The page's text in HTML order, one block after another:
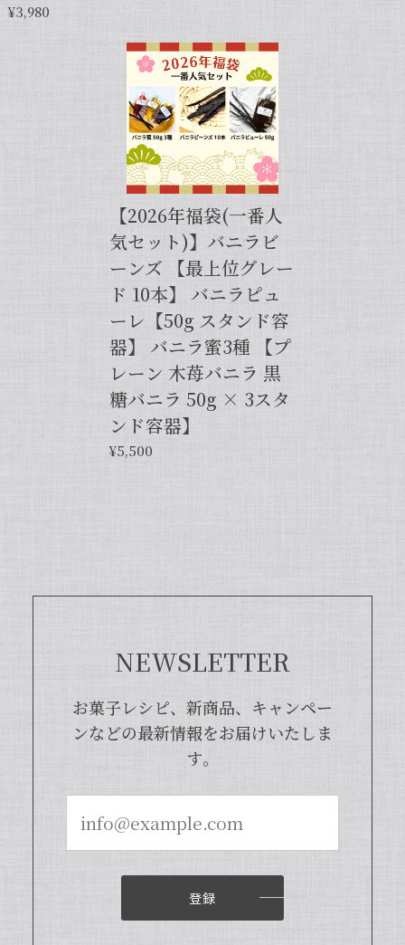
るブルボン種バニラもお試しくださいま
せ。今後とも当店を何卒よろしくお願い
申し上げます。
2024/06/14
プリンをよく作るので購入しました。 今までは安価
なバニラエッセンスを仕方なく使っていました。 バ
ニラビーンズは手間がかかるし、バニラペーストは添
加物入っているし… 色々調べているうちに、無添加
のこちらの商品に辿り着きました。 やはり本物は違
いますね！ プリンだけでなくクッキーやマフィン等
にも使って楽しんでます♪
この度は当店をご利用いただきまして、
誠にありがとうございます！完全無添
加・バニラピューレを気に入ってくださ
り、大変嬉しく思います。こちらの商品
機会がございましたら、当店をよろしく
いつもお店で使わさせてもらってます。 バニラの香
りも良く、あの量でお値段も安くとても使いやすい
いつも当店をご利用いただきまして、誠
¥3,980
【2026年福袋(一番人
気セット)】バニラビ
ーンズ 【最上位グレー
ド 10本】 バニラピュ
ーレ【50g スタンド容
器】 バニラ蜜3種 【プ
レーン 木苺バニラ 黒
糖バニラ 50g × 3スタ
ンド容器】
¥5,500
NEWSLETTER
お菓子レシピ、新商品、キャンペー
ンなどの最新情報をお届けいたしま
す。
登録